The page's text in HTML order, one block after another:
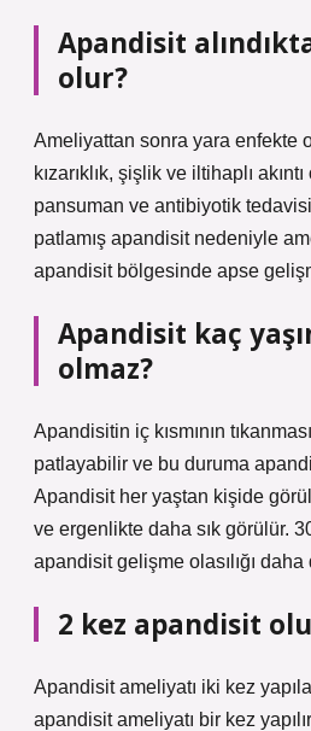
Apandisit
olur?
Ameliyattan sonra yara enfekte
kızarıklık, şişlik ve iltihaplı
pansuman ve antibiyotik
patlamış apandisit nedeniyle
apandisit bölgesinde apse
Apandisit kaç
olmaz?
Apandisitin iç kısmının
patlayabilir ve bu duruma
Apandisit her yaştan kişide
ve ergenlikte daha sık görülür.
apandisit gelişme olasılığı daha
2 kez apandisit
Apandisit ameliyatı iki kez
apandisit ameliyatı bir kez